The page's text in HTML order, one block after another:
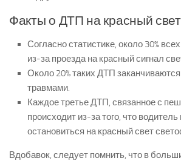
Факты о ДТП на красный свет
Согласно статистике, около 30%
из-за проезда на красный сигнал
Около 20% таких ДТП
травмами.
Каждое третье ДТП, связанное с
происходит из-за того, что водитель
остановиться на красный свет
Вдобавок, следует помнить, что в